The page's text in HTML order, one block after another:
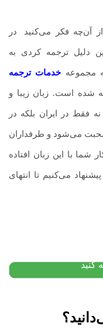
آن‌چه فکر می‌کنید در
دلیل ترجمه کردی به
مجموعه خدمات ترجمه
شده است. زبان زیبا و
فقط در ایران بلکه در
می‌شود و طرفداران
با این زبان افتاده
می‌کنیم تا انتهای
کنید